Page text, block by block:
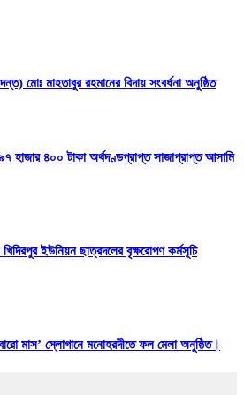
মোঃ মাহতাবুর রহমানের বিদায় সংবর্ধনা অনুষ্ঠিত
হাজার ৪০০ টাকা অর্থদণ্ডপ্রাপ্ত সাজাপ্রাপ্ত আসামি
ইউনিয়ন ছাত্রদলের বৃক্ষরোপণ কর্মসূচি
মাস’ স্লোগানে মনোহরদীতে ফল মেলা অনুষ্ঠিত।